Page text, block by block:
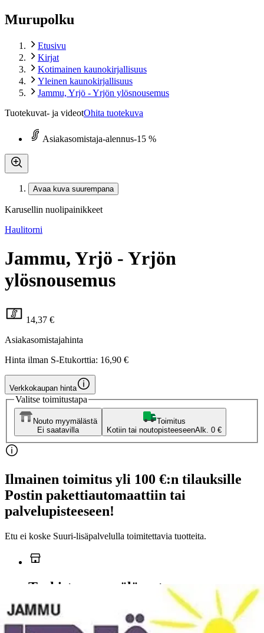
Murupolku
Etusivu
Kirjat
Kotimainen kaunokirjallisuus
Yleinen kaunokirjallisuus
Jammu, Yrjö - Yrjön ylösnousemus
Tuotekuvat- ja videotOhita tuotekuva
Asiakasomistaja-alennus-15 %
Avaa kuva suurempana
Karusellin nuolipainikkeet
Haulitorni
Jammu, Yrjö - Yrjön
ylösnousemus
14,37 €
Asiakasomistajahinta
Hinta ilman S-Etukorttia: 16,90 €
Verkkokaupan hinta
Valitse toimitustapa
Nouto myymälästä
Ei saatavilla
Toimitus
Kotiin tai noutopisteeseenAlk. 0 €
Ilmainen toimitus yli 100 €:n tilauksille
Postin pakettiautomaattiin tai
palvelupisteeseen!
Etu ei koske Suuri‑lisäpalvelulla toimitettavia tuotteita.
Tarkista myymäläsaatavuus